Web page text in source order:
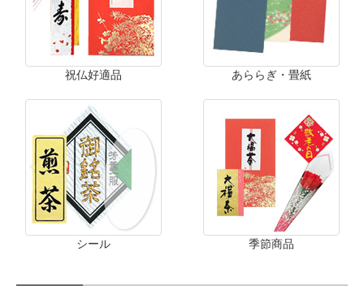
祝仏好適品 あららぎ・畳紙
シール 季節商品